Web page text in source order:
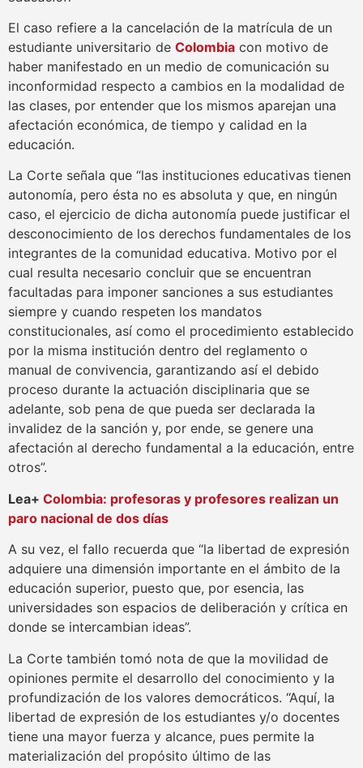
El caso refiere a la cancelación de la matrícula de un
estudiante universitario de Colombia con motivo de
haber manifestado en un medio de comunicación su
inconformidad respecto a cambios en la modalidad de
las clases, por entender que los mismos aparejan una
afectación económica, de tiempo y calidad en la
educación.
La Corte señala que “las instituciones educativas tienen
autonomía, pero ésta no es absoluta y que, en ningún
caso, el ejercicio de dicha autonomía puede justificar el
desconocimiento de los derechos fundamentales de los
integrantes de la comunidad educativa. Motivo por el
cual resulta necesario concluir que se encuentran
facultadas para imponer sanciones a sus estudiantes
siempre y cuando respeten los mandatos
constitucionales, así como el procedimiento establecido
por la misma institución dentro del reglamento o
manual de convivencia, garantizando así el debido
proceso durante la actuación disciplinaria que se
adelante, sob pena de que pueda ser declarada la
invalidez de la sanción y, por ende, se genere una
afectación al derecho fundamental a la educación, entre
otros”.
Lea+ Colombia: profesoras y profesores realizan un
paro nacional de dos días
A su vez, el fallo recuerda que “la libertad de expresión
adquiere una dimensión importante en el ámbito de la
educación superior, puesto que, por esencia, las
universidades son espacios de deliberación y crítica en
donde se intercambian ideas”.
La Corte también tomó nota de que la movilidad de
opiniones permite el desarrollo del conocimiento y la
profundización de los valores democráticos. “Aquí, la
libertad de expresión de los estudiantes y/o docentes
tiene una mayor fuerza y alcance, pues permite la
materialización del propósito último de las